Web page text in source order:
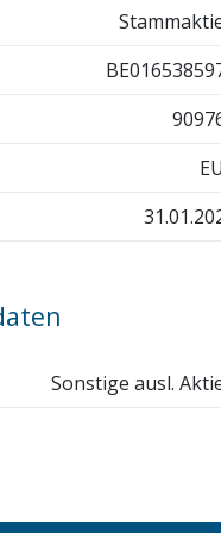
Sonstige ausl.